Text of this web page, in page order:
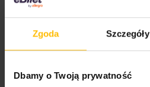
Zgoda Szczegóły
Dbamy o Twoją prywatność